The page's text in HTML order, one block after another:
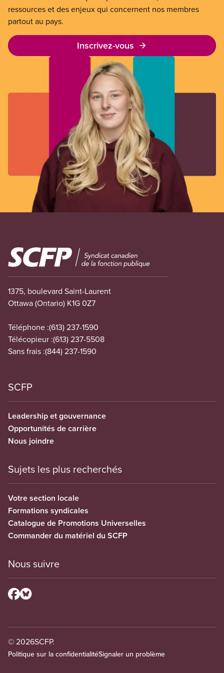
ressources et des enjeux qui concernent nos membres
partout au pays.
Inscrivez-vous
Image
1375, boulevard Saint-Laurent
Ottawa (Ontario) K1G 0Z7
Téléphone :(613) 237-1590
Télécopieur :(613) 237-5508
Sans frais :(844) 237-1590
SCFP
Leadership et gouvernance
Opportunités de carrière
Nous joindre
Sujets les plus recherchés
Votre section locale
Formations syndicales
Catalogue de Promotions Universelles
Commander du matériel du SCFP
Nous suivre
© 2026SCFP.
Politique sur la confidentialitéSignaler un problème